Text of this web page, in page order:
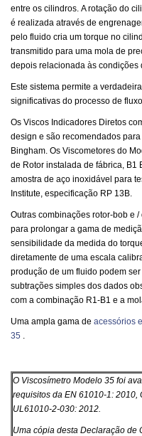
entre os cilindros. A rotação do
é realizada através de
pelo fluido cria um torque no
transmitido para uma mola de
depois relacionada às condições
Este sistema permite a
significativas do processo de
Os Viscos Indicadores Diretos
design e são recomendados
Bingham. Os Viscometores do
de Rotor instalada de fábrica, B1
amostra de aço inoxidável para
Institute, especificação RP 13B.
Outras combinações rotor-bob e
para prolongar a gama de
sensibilidade da medida do
diretamente de uma escala
produção de um fluido podem
subtrações simples dos dados
com a combinação R1-B1 e a
Uma ampla gama de acessórios
35 .
O Viscosímetro Modelo 35 foi
requisitos da EN 61010-1: 2010,
UL61010-2-030: 2012.
Uma cópia desta Declaração de